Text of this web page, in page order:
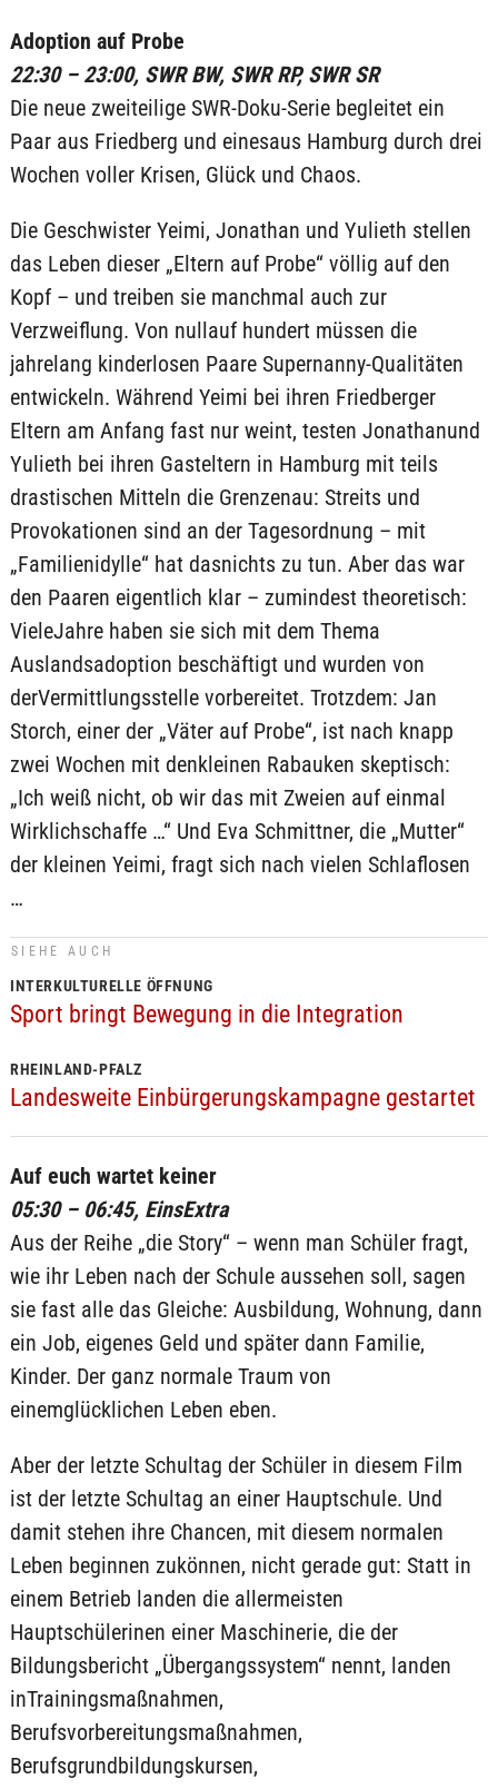
Adoption auf Probe
22:30 – 23:00, SWR BW, SWR RP, SWR SR
Die neue zweiteilige SWR-Doku-Serie begleitet ein
Paar aus Friedberg und einesaus Hamburg durch drei
Wochen voller Krisen, Glück und Chaos.
Die Geschwister Yeimi, Jonathan und Yulieth stellen
das Leben dieser „Eltern auf Probe“ völlig auf den
Kopf – und treiben sie manchmal auch zur
Verzweiflung. Von nullauf hundert müssen die
jahrelang kinderlosen Paare Supernanny-Qualitäten
entwickeln. Während Yeimi bei ihren Friedberger
Eltern am Anfang fast nur weint, testen Jonathanund
Yulieth bei ihren Gasteltern in Hamburg mit teils
drastischen Mitteln die Grenzenau: Streits und
Provokationen sind an der Tagesordnung – mit
„Familienidylle“ hat dasnichts zu tun. Aber das war
den Paaren eigentlich klar – zumindest theoretisch:
VieleJahre haben sie sich mit dem Thema
Auslandsadoption beschäftigt und wurden von
derVermittlungsstelle vorbereitet. Trotzdem: Jan
Storch, einer der „Väter auf Probe“, ist nach knapp
zwei Wochen mit denkleinen Rabauken skeptisch:
„Ich weiß nicht, ob wir das mit Zweien auf einmal
Wirklichschaffe …“ Und Eva Schmittner, die „Mutter“
der kleinen Yeimi, fragt sich nach vielen Schlaflosen
…
SIEHE AUCH
INTERKULTURELLE ÖFFNUNG
Sport bringt Bewegung in die Integration
RHEINLAND-PFALZ
Landesweite Einbürgerungskampagne gestartet
Auf euch wartet keiner
05:30 – 06:45, EinsExtra
Aus der Reihe „die Story“ – wenn man Schüler fragt,
wie ihr Leben nach der Schule aussehen soll, sagen
sie fast alle das Gleiche: Ausbildung, Wohnung, dann
ein Job, eigenes Geld und später dann Familie,
Kinder. Der ganz normale Traum von
einemglücklichen Leben eben.
Aber der letzte Schultag der Schüler in diesem Film
ist der letzte Schultag an einer Hauptschule. Und
damit stehen ihre Chancen, mit diesem normalen
Leben beginnen zukönnen, nicht gerade gut: Statt in
einem Betrieb landen die allermeisten
Hauptschülerinen einer Maschinerie, die der
Bildungsbericht „Übergangssystem“ nennt, landen
inTrainingsmaßnahmen,
Berufsvorbereitungsmaßnahmen,
Berufsgrundbildungskursen,